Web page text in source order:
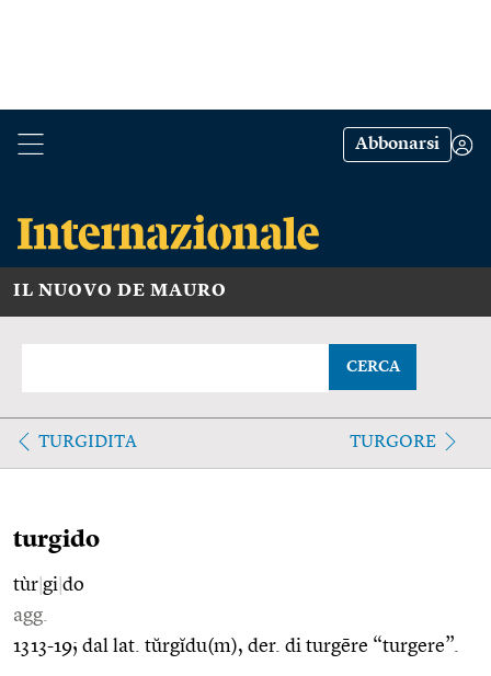
Abbonarsi
IL NUOVO DE MAURO
CERCA
TURGIDITA TURGORE
turgido
tùr gi do
agg.
1313-19; dal lat. tŭrgĭdu(m), der. di turgēre “turgere”.